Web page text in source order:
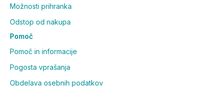
Možnosti prihranka
Odstop od nakupa
Pomoč
Pomoč in informacije
Pogosta vprašanja
Obdelava osebnih podatkov